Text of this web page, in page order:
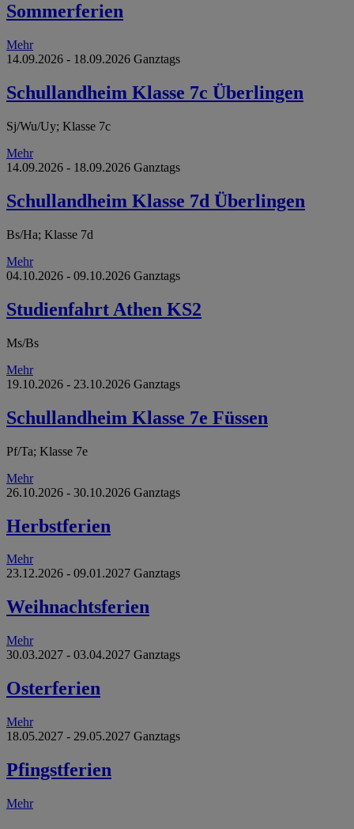
Sommerferien
Mehr
14.09.2026 - 18.09.2026 Ganztags
Schullandheim Klasse 7c Überlingen
Sj/Wu/Uy; Klasse 7c
Mehr
14.09.2026 - 18.09.2026 Ganztags
Schullandheim Klasse 7d Überlingen
Bs/Ha; Klasse 7d
Mehr
04.10.2026 - 09.10.2026 Ganztags
Studienfahrt Athen KS2
Ms/Bs
Mehr
19.10.2026 - 23.10.2026 Ganztags
Schullandheim Klasse 7e Füssen
Pf/Ta; Klasse 7e
Mehr
26.10.2026 - 30.10.2026 Ganztags
Herbstferien
Mehr
23.12.2026 - 09.01.2027 Ganztags
Weihnachtsferien
Mehr
30.03.2027 - 03.04.2027 Ganztags
Osterferien
Mehr
18.05.2027 - 29.05.2027 Ganztags
Pfingstferien
Mehr